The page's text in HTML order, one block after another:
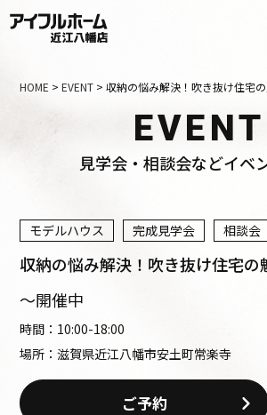
HOME >EVENT >収納の悩み解決！吹き抜け住宅
EVENT
見学会・相談会などイベ
モデルハウス 完成見学会 相談会
収納の悩み解決！吹き抜け住宅の
～開催中
時間： 10:00-18:00
場所：滋賀県近江八幡市安土町常楽寺
ご予約